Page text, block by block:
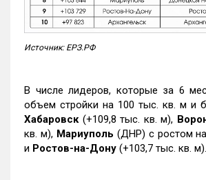
Источник: ЕРЗ.РФ
В числе лидеров, которые за 6
объем стройки на 100 тыс. кв. м и
Хабаровск (+109,8 тыс. кв. м),
кв. м), Мариуполь (ДНР) с ростом
и Ростов-на-Дону (+103,7 тыс. кв. м).